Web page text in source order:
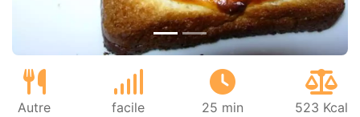
Autre facile 25 min 523 Kcal